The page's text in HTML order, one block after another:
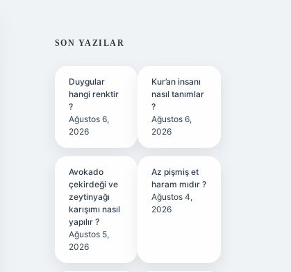
SIDEBAR
SON YAZILAR
Duygular
hangi renktir
?
Ağustos 6,
2026
Kur’an insanı
nasıl tanımlar
?
Ağustos 6,
2026
Avokado
çekirdeği ve
zeytinyağı
karışımı nasıl
yapılır ?
Ağustos 5,
2026
Az pişmiş et
haram mıdır ?
Ağustos 4,
2026